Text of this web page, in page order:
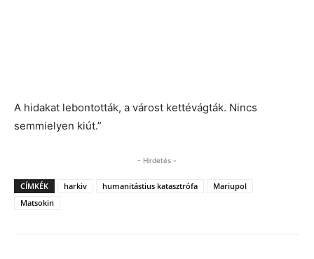
A hidakat lebontották, a várost kettévágták. Nincs
semmielyen kiút.”
- Hirdetés -
CÍMKÉK harkiv humanitástius katasztrófa
Mariupol
Matsokin